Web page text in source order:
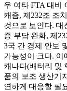
우 여타 FTA 대비
캐즘, 제232조 조
것으로 보인다. 대
증 부담 완화, 제
3국 간 경제 안보
가능성이 크다. 이
캐나다(배터리 및
품의 보조 생산기
연하게 대응할 필